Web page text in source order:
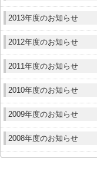
2013年度のお知らせ
2012年度のお知らせ
2011年度のお知らせ
2010年度のお知らせ
2009年度のお知らせ
2008年度のお知らせ